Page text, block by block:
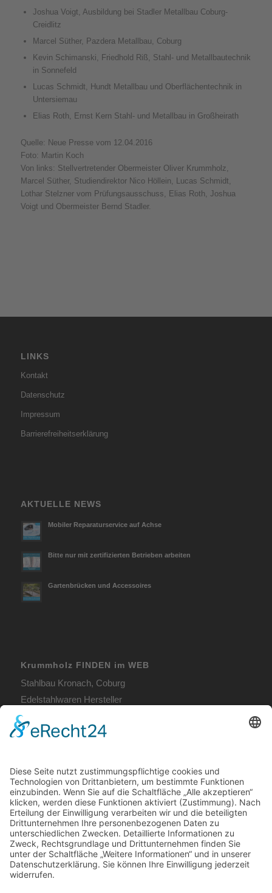
Joshua Voigt, Ausbildung bei Stadler Metallbau Coburg-
Creidlitz
Marcel Süther, Pazdera Metallbau, Coburg
Kevin Schimanski, Friedhold Riß, Stahl- und Metallbautechnik
in Sonnefeld
Lucas Schmidt, Hundt Metallbau und Oberflächentechnik in
Untersiemau
Elias Roth, Ernst Kern Stahl- und Metallbau in Großheirath
Quelle: Neue Presse vom 12.04.2016
Foto: Martin Koch
Von links: Stellvertretender Obermeister Oliver Krummholz,
Marcel Süther, Studiendirektor Nico Höllein, Lucas Schmidt,
Lothar Stelzner vom Prüfungsausschuss, Elias Roth, Joshua
Voigt und Obermeister Bernd Stadler.
LINKS
Kontakt
Datenschutz
Impressum
Barrierefreiheitserklärung
AKTUELLE NEWS
Mobiler Reparaturservice auf Achse
Bitte nur mit zertifizierten Betrieben arbeiten
Gartenbrücken und Accessoires
Krummholz FINDEN im WEB
Stahlbau Kronach, Coburg
Edelstahlwaren Hersteller
Fertige Bauelemente
Metallbau Coburg
Unsere Öffnungszeiten:
Mo. – Do. 7:00 – 12:00 Uhr
und 13:00 – 16:00 Uhr,
Fr. 7:00 – 12:00 Uhr